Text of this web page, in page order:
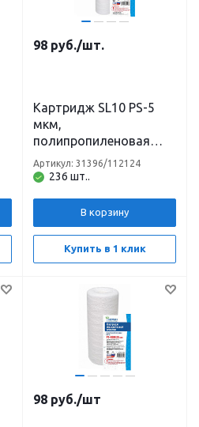
98 руб./шт.
Картридж SL10 PS-5
мкм,
полипропиленовая
нить Нептун/Аквадело
236 шт..
Артикул: 31396/112124
В корзину
Купить в 1 клик
98 руб./шт